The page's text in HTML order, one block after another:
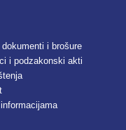
i brošure
i podzakonski akti